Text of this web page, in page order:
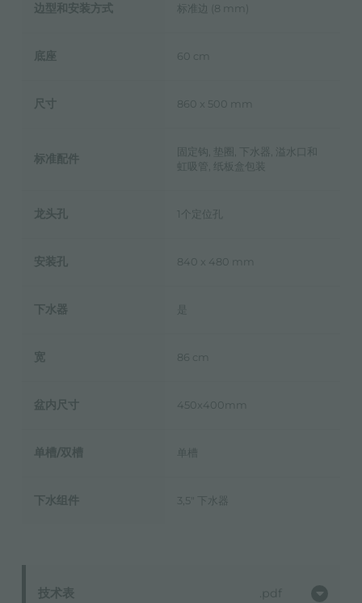
技术表 pdf
边型和安装方式 标准边 (8 mm)
底座 60 cm
尺寸 860 x 500 mm
标准配件
固定钩, 垫圈, 下水器, 溢水口和
虹吸管, 纸板盒包装
龙头孔 1个定位孔
安装孔 840 x 480 mm
下水器 是
宽 86 cm
盆内尺寸 450x400mm
单槽/双槽 单槽
下水组件 3,5" 下水器